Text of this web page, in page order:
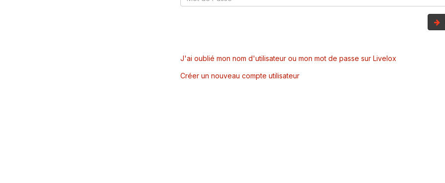
J'ai oublié mon nom d'utilisateur ou mon mot de passe sur Livelox
Créer un nouveau compte utilisateur